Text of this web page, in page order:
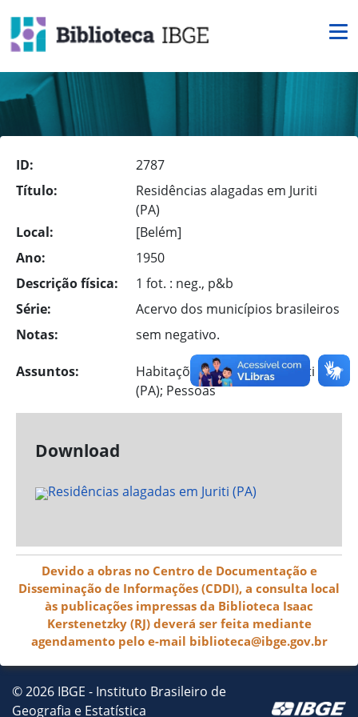
ID:
2787
Título:
Residências alagadas em Juriti
(PA)
Local:
[Belém]
Ano:
1950
Descrição física:
1 fot. : neg., p&b
Série:
Acervo dos municípios brasileiros
Notas:
sem negativo.
Assuntos:
Habitações; Inundações; Juriti
(PA); Pessoas
Download
Devido a obras no Centro de Documentação e
Disseminação de Informações (CDDI), a consulta local
às publicações impressas da Biblioteca Isaac
Kerstenetzky (RJ) deverá ser feita mediante
agendamento pelo e-mail biblioteca@ibge.gov.br
© 2026 IBGE - Instituto Brasileiro de
Geografia e Estatística